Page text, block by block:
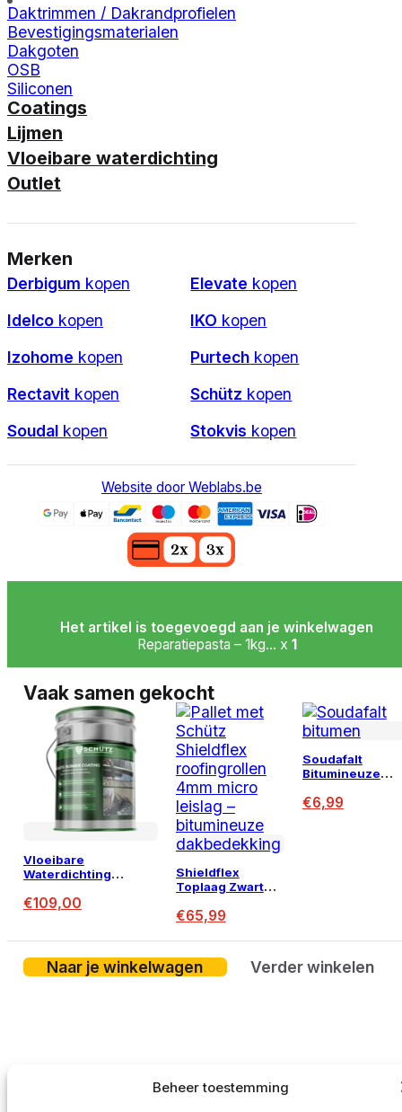
Beheer toestemming
Daktrimmen / Dakrandprofielen
Bevestigingsmaterialen
Dakgoten
OSB
Siliconen
Coatings
Lijmen
Vloeibare waterdichting
Outlet
Merken
Derbigum kopen Elevate kopen
Idelco kopen IKO kopen
Izohome kopen Purtech kopen
Rectavit kopen Schütz kopen
Soudal kopen Stokvis kopen
Website door Weblabs.be
Het artikel is toegevoegd aan je winkelwagen
Reparatiepasta – 1kg... x 1
Vaak samen gekocht
Vloeibare
Waterdichting
(35m²)
€109,00
Shieldflex
Toplaag Zwart
7,5m²
€65,99
Soudafalt
Bitumineuze
€6,99
Naar je winkelwagen Verder winkelen